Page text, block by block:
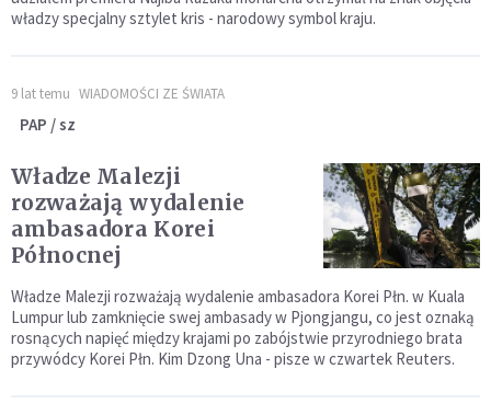
władzy specjalny sztylet kris - narodowy symbol kraju.
9 lat temu WIADOMOŚCI ZE ŚWIATA
PAP / sz
Władze Malezji
rozważają wydalenie
ambasadora Korei
Północnej
Władze Malezji rozważają wydalenie ambasadora Korei Płn. w Kuala
Lumpur lub zamknięcie swej ambasady w Pjongjangu, co jest oznaką
rosnących napięć między krajami po zabójstwie przyrodniego brata
przywódcy Korei Płn. Kim Dzong Una - pisze w czwartek Reuters.